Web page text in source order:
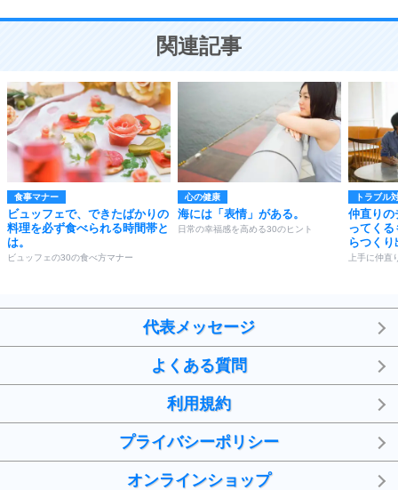
ことが大切。
関連記事
食事マナー
ビュッフェで、できたばかりの
料理を必ず食べられる時間帯と
は。
ビュッフェの30の食べ方マナー
心の健康
海には「表情」がある。
日常の幸福感を高める30のヒント
トラブル
仲直りの
ってく
らつく
上手に仲直
代表メッセージ
よくある質問
利用規約
プライバシーポリシー
オンラインショップ